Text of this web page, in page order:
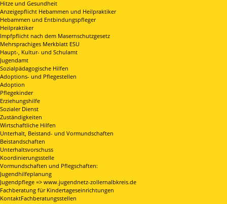
Hitze und Gesundheit
Anzeigepflicht Hebammen und Heilpraktiker
Hebammen und Entbindungspfleger
Heilpraktiker
Impfpflicht nach dem Masernschutzgesetz
Mehrsprachiges Merkblatt ESU
Haupt-, Kultur- und Schulamt
Jugendamt
Sozialpädagogische Hilfen
Adoptions- und Pflegestellen
Adoption
Pflegekinder
Erziehungshilfe
Sozialer Dienst
Zuständigkeiten
Wirtschaftliche Hilfen
Unterhalt, Beistand- und Vormundschaften
Beistandschaften
Unterhaltsvorschuss
Koordinierungsstelle
Vormundschaften und Pflegschaften:
Jugendhilfeplanung
Jugendpflege => www.jugendnetz-zollernalbkreis.de
Fachberatung für Kindertageseinrichtungen
KontaktFachberatungsstellen